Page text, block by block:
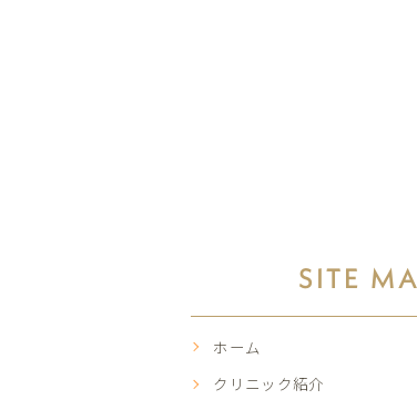
SITE
ホーム
クリニック紹介